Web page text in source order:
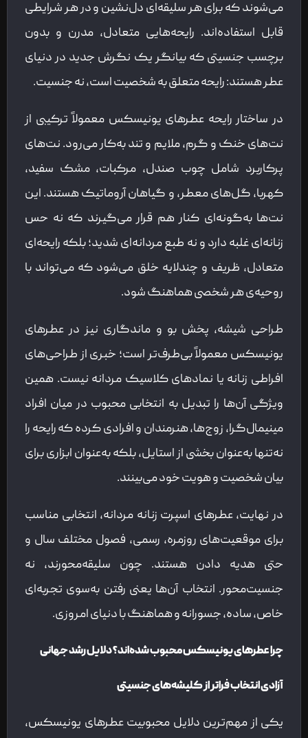
می‌شوند که برای هر سلیقه‌ای دل‌نشین و در هر شرایطی
قابل استفاده‌اند. رایحه‌هایی متعادل، مدرن و بدون
برچسب جنسیتی که بیانگر یک نگرش جدید در دنیای
عطر هستند: رایحه متعلق به شخصیت است، نه جنسیت.
در ساختار رایحه عطرهای یونیسکس معمولاً ترکیبی از
نت‌های خنک و گرم، ملایم و تند به‌کار می‌رود. نت‌های
پرکاربرد شامل چوب صندل، مرکبات، مشک سفید،
کهربا، گل‌های معطر، و گیاهان آروماتیک هستند. این
نت‌ها به‌گونه‌ای کنار هم قرار می‌گیرند که نه حس
زنانه‌ای غلبه دارد و نه طبع مردانه‌ای شدید؛ بلکه رایحه‌ای
متعادل، ظریف و چندلایه خلق می‌شود که می‌تواند با
روحیه‌ی هر شخصی هماهنگ شود.
طراحی شیشه، پخش بو و ماندگاری نیز در عطرهای
یونیسکس معمولاً بی‌طرف‌تر است؛ خبری از طراحی‌های
افراطی زنانه یا نمادهای کلاسیک مردانه نیست. همین
ویژگی آن‌ها را تبدیل به انتخابی محبوب در میان افراد
مینیمال‌گرا، زوج‌ها، هنرمندان و افرادی کرده که رایحه را
نه‌تنها به‌عنوان بخشی از استایل، بلکه به‌عنوان ابزاری برای
بیان شخصیت و هویت خود می‌بینند.
در نهایت، عطرهای اسپرت زنانه مردانه، انتخابی مناسب
برای موقعیت‌های روزمره، رسمی، فصول مختلف سال و
حتی هدیه دادن هستند. چون سلیقه‌محورند، نه
جنسیت‌محور. انتخاب آن‌ها یعنی رفتن به‌سوی تجربه‌ای
خاص، ساده، جسورانه و هماهنگ با دنیای امروزی.
چرا عطرهای یونیسکس محبوب شده‌اند؟ دلایل رشد جهانی
آزادی انتخاب فراتر از کلیشه‌های جنسیتی
یکی از مهم‌ترین دلایل محبوبیت عطرهای یونیسکس،